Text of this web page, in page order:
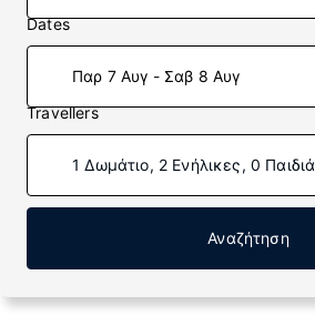
Dates
Παρ 7 Αυγ - Σαβ 8 Αυγ
Travellers
1 Δωμάτιο, 2 Ενήλικες, 0 Παιδιά
Αναζήτηση